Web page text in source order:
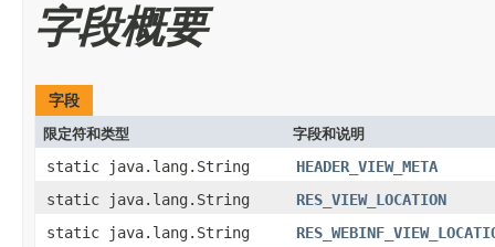
字段概要
字段
限定符和类型 字段和说明
static java.lang.String
HEADER_VIEW_META
static java.lang.String
RES_VIEW_LOCATION
static java.lang.String